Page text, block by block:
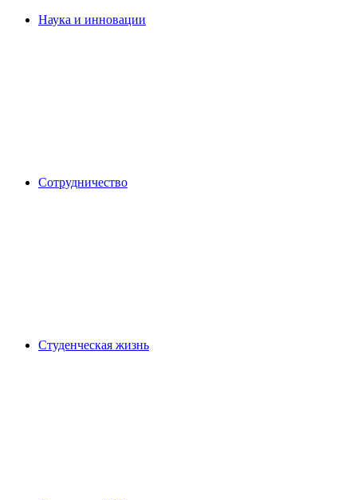
Наука и инновации
Сотрудничество
Студенческая жизнь